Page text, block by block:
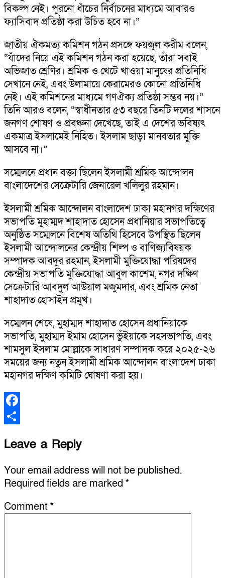
বিকল্প নেই। পুরনো ধাঁচের নির্বাচনের মাধ্যমে আবারও
ফ্যাসিবাদ প্রতিষ্ঠা করা উচিত হবে না।”
জাতীয় ঐকমত্য কমিশন গঠন প্রসঙ্গে ফয়জুল করীম বলেন,
“যাঁদের নিয়ে এই কমিশন গঠন করা হয়েছে, তাঁরা সবাই
অভিজাত শ্রেণির। শ্রমিক ও খেটে খাওয়া মানুষের প্রতিনিধি
সেখানে নেই, এবং উলামায়ে কেরামেরও কোনো প্রতিনিধি
নেই। এই কমিশনের মাধ্যমে গণঐক্য প্রতিষ্ঠা সম্ভব নয়।”
তিনি আরও বলেন, “স্বাধীনতার ৫৩ বছরে তিনটি দলের শাসনে
জনগণ শোষণ ও প্রবঞ্চনা দেখেছে, তাই এ দেশের ভবিষ্যৎ
একমাত্র ইসলামেই নিহিত। ইসলাম ছাড়া মানবতার মুক্তি
আসবে না।”
সম্মেলনে প্রধান বক্তা ছিলেন ইসলামী শ্রমিক আন্দোলন
বাংলাদেশের সেক্রেটারি জেনারেল খলিলুর রহমান।
ইসলামী শ্রমিক আন্দোলন বাংলাদেশ ঢাকা মহানগর দক্ষিণের
সভাপতি মুহাম্মদ শাহাদাত হোসেন প্রধানিয়ার সভাপতিত্বে
অনুষ্ঠিত সম্মেলনে বিশেষ অতিথি হিসেবে উপস্থিত ছিলেন
ইসলামী আন্দোলনের কেন্দ্রীয় শিল্প ও বাণিজ্যবিষয়ক
সম্পাদক আবদুর রহমান, ইসলামী মুক্তিযোদ্ধা পরিষদের
কেন্দ্রীয় সভাপতি মুক্তিযোদ্ধা আবুল কাশেম, নগর দক্ষিণ
সেক্রেটারি আবদুল আউয়াল মজুমদার, এবং শ্রমিক নেতা
শাহাদাত হোসাইন প্রমুখ।
সম্মেলন শেষে, মুহাম্মদ শাহাদাত হোসেন প্রধানিয়াকে
সভাপতি, মুহাম্মদ ইমাম হোসেন ভুঁইয়াকে সহসভাপতি, এবং
শামসুল ইসলাম মোল্লাকে সাধারণ সম্পাদক করে ২০২৫-২৬
সময়ের জন্য নতুন ইসলামী শ্রমিক আন্দোলন বাংলাদেশ ঢাকা
মহানগর দক্ষিণ কমিটি ঘোষণা করা হয়।
Facebook
Leave a Reply
Your email address will not be published.
Required fields are marked *
Comment *